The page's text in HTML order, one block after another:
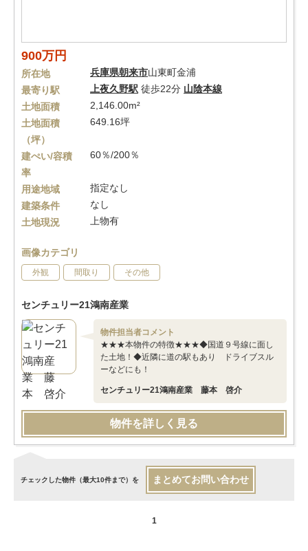
900万円
所在地 兵庫県朝来市山東町金浦
最寄り駅
上夜久野駅 徒歩22分 山陰本線
土地面積
2,146.00m²
土地面積
（坪）
649.16坪
建ぺい/容積
率
60％/200％
用途地域
指定なし
建築条件
なし
土地現況
上物有
画像カテゴリ
外観 間取り その他
センチュリー21鴻南産業
物件担当者コメント
★★★本物件の特徴★★★◆国道９号線に面し
た土地！◆近隣に道の駅もあり ドライブスル
ーなどにも！
センチュリー21鴻南産業 藤本 啓介
物件を詳しく見る
チェックした物件（最大10件まで）を まとめてお問い合わせ
1